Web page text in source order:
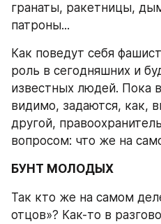
гранаты, ракетницы,
патроны...
Как поведут себя
роль в сегодняшних и
известных людей. Пока
видимо, задаются, как,
другой,
вопросом: что же на
БУНТ МОЛОДЫХ
Так кто же на самом
отцов»? Как-то в